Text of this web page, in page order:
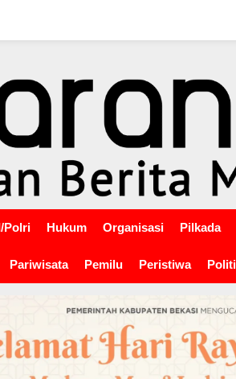
Polri Hukum Organisasi Pilkada
Pariwisata Pemilu Peristiwa